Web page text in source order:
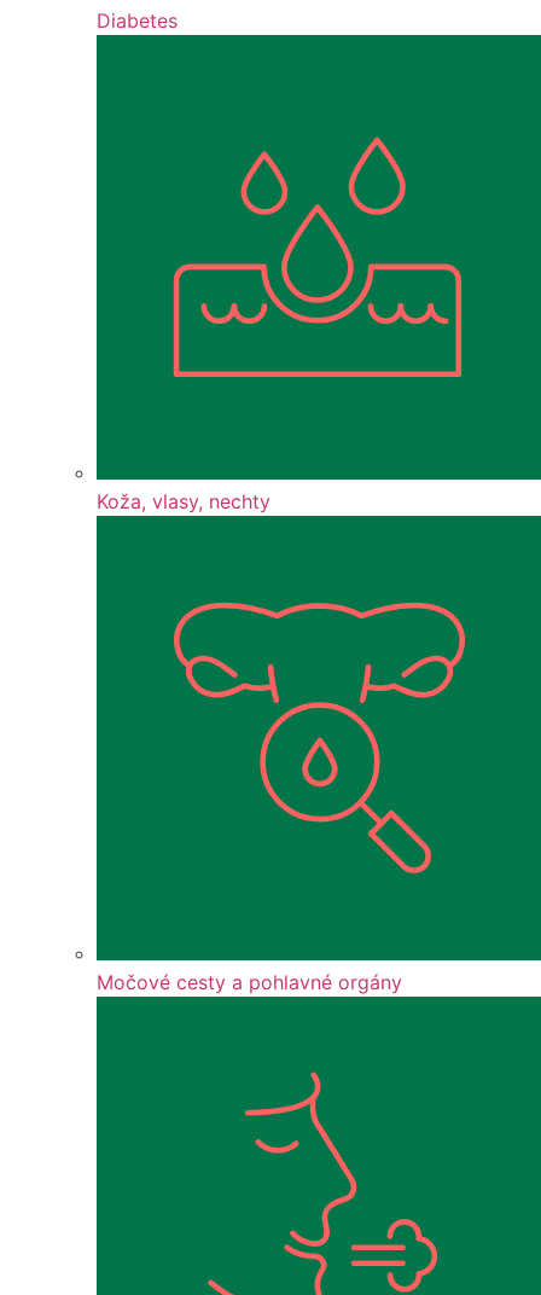
Diabetes
Koža, vlasy, nechty
Močové cesty a pohlavné orgány